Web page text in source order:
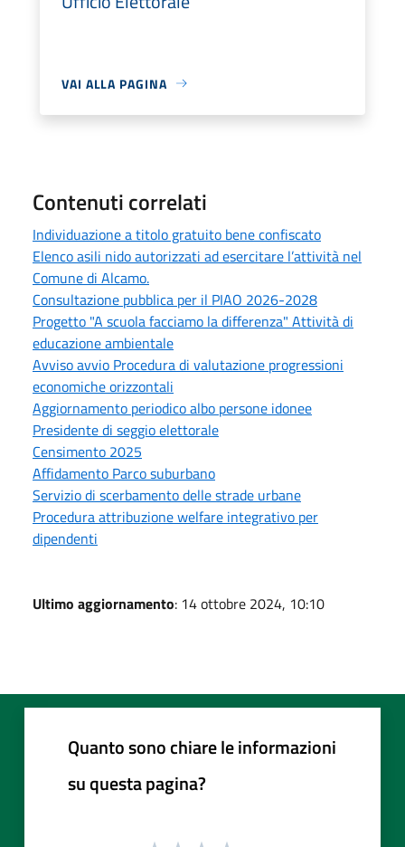
VAI ALLA PAGINA
Contenuti correlati
Individuazione a titolo gratuito bene confiscato
Elenco asili nido autorizzati ad esercitare l’attività nel
Comune di Alcamo.
Consultazione pubblica per il PIAO 2026-2028
Progetto "A scuola facciamo la differenza" Attività di
educazione ambientale
Avviso avvio Procedura di valutazione progressioni
economiche orizzontali
Aggiornamento periodico albo persone idonee
Presidente di seggio elettorale
Censimento 2025
Affidamento Parco suburbano
Servizio di scerbamento delle strade urbane
Procedura attribuzione welfare integrativo per
dipendenti
Ultimo aggiornamento: 14 ottobre 2024, 10:10
Quanto sono chiare le informazioni
su questa pagina?